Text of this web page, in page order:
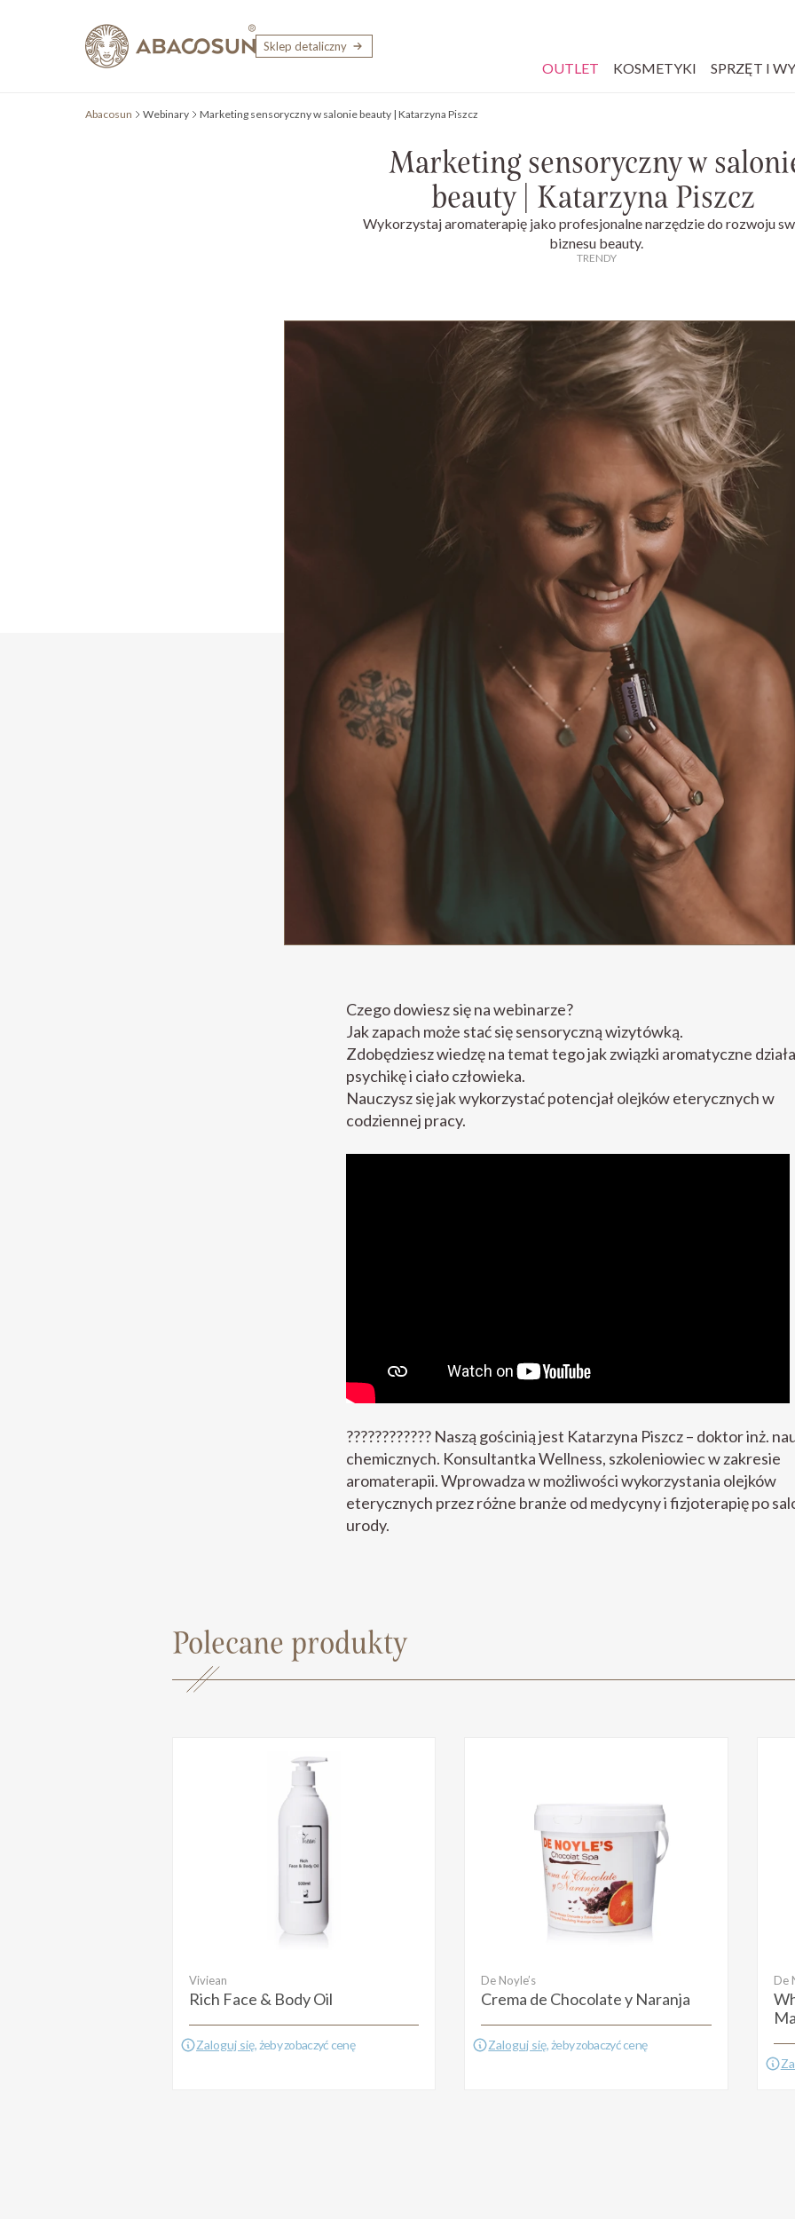
Sklep detaliczny
OUTLET KOSMETYKI SPRZĘT I
Abacosun Webinary Marketing sensoryczny w salonie beauty | Katarzyna Piszcz
Marketing sensoryczny w
beauty | Katarzyna Piszcz
Wykorzystaj aromaterapię jako profesjonalne narzędzie do rozwoju
biznesu beauty.
TRENDY
Czego dowiesz się na webinarze?
Jak zapach może stać się sensoryczną wizytówką.
Zdobędziesz wiedzę na temat tego jak związki aromatyczne
psychikę i ciało człowieka.
Nauczysz się jak wykorzystać potencjał olejków eterycznych w
codziennej pracy.
????????‍???? Naszą gościnią jest Katarzyna Piszcz – doktor inż.
chemicznych. Konsultantka Wellness, szkoleniowiec w zakresie
aromaterapii. Wprowadza w możliwości wykorzystania olejków
eterycznych przez różne branże od medycyny i fizjoterapię po
urody.
Polecane produkty
Viviean
Rich Face & Body Oil
Zaloguj się, żeby zobaczyć cenę
De Noyle’s
Crema de Chocolate y Naranja
Zaloguj się, żeby zobaczyć cenę
De